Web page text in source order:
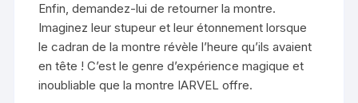
Enfin, demandez-lui de retourner la montre.
Imaginez leur stupeur et leur étonnement lorsque
le cadran de la montre révèle l’heure qu’ils avaient
en tête ! C’est le genre d’expérience magique et
inoubliable que la montre IARVEL offre.